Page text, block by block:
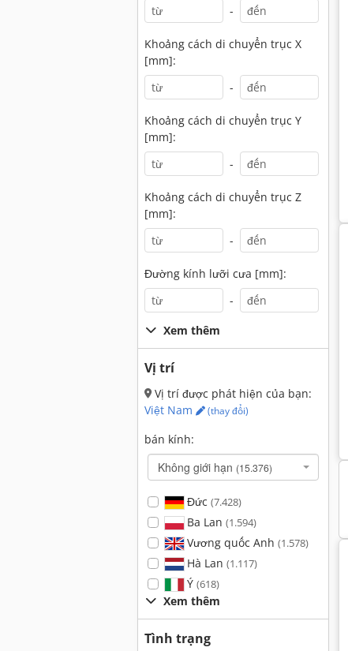
-
Khoảng cách di chuyển trục X
[mm]:
-
Khoảng cách di chuyển trục Y
[mm]:
-
Khoảng cách di chuyển trục Z
[mm]:
-
Đường kính lưỡi cưa [mm]:
-
Xem thêm
Vị trí
Vị trí được phát hiện của bạn:
Việt Nam
(thay đổi)
bán kính:
Không giới hạn (15.376)
Đức (7.428)
Ba Lan (1.594)
Vương quốc Anh (1.578)
Hà Lan (1.117)
Ý (618)
Xem thêm
Tình trạng
Điều Khiển Plc